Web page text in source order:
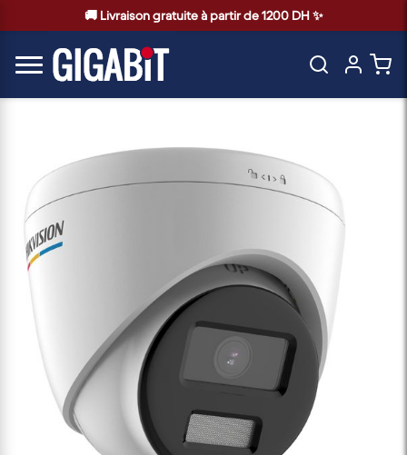
🚚 Livraison gratuite à partir de 1200 DH ✨